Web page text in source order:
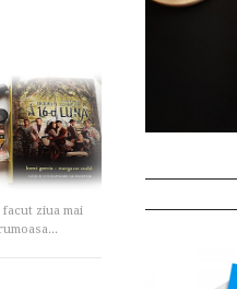
facut ziua mai